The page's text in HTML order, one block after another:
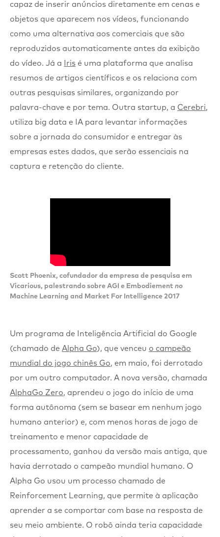
capaz de inserir anúncios diretamente em cenas e
objetos que aparecem nos vídeos, funcionando
como uma alternativa aos comerciais que são
reproduzidos automaticamente antes da exibição
do vídeo. Já a
Iris é uma plataforma que analisa
resumos de artigos científicos e os relaciona com
outras pesquisas similares, organizando por
palavra-chave e por tema. Outra startup, a Cerebri,
utiliza big data e IA para levantar informações
sobre a jornada do consumidor e entregar às
empresas estes dados, que serão essenciais na
captura e retenção do cliente.
Scott Phoenix, cofundador da empresa de pesquisa em
Vicarious, palestrando sobre AGI e Embodiement no
Machine Learning and Market For Intelligence 2017
Um programa de Inteligência Artificial do Google
(chamado de Alpha Go), que venceu o campeão
mundial do jogo chinês Go, em maio, foi derrotado
por um outro computador. A nova versão, chamada
AlphaGo Zero, aprendeu o jogo do início de uma
forma autônoma (sem se basear em nenhum jogo
humano anterior) e, com menos horas de jogo de
treinamento e menor capacidade de
processamento, ganhou da versão mais antiga, que
havia derrotado o campeão mundial humano. O
Alpha Go usou um processo chamado de
Reinforcement Learning, que permite à aplicação
aprender a se comportar com base na resposta de
seu meio ambiente. O robô ainda teria capacidade